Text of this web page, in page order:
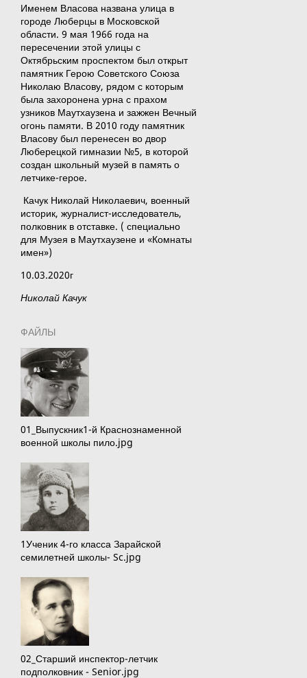
Именем Власова названа улица в
городе Люберцы в Московской
области. 9 мая 1966 года на
пересечении этой улицы с
Октябрьским проспектом был открыт
памятник Герою Советского Союза
Николаю Власову, рядом с которым
была захоронена урна с прахом
узников Маутхаузена и зажжен Вечный
огонь памяти. В 2010 году памятник
Власову был перенесен во двор
Люберецкой гимназии №5, в которой
создан школьный музей в память о
летчике-герое.
Качук Николай Николаевич, военный
историк, журналист-исследователь,
полковник в отставке. ( специально
для Музея в Маутхаузене и «Комнаты
имен»)
10.03.2020г
Николай Качук
ФАЙЛЫ
01_Выпускник1-й Краснознаменной
военной школы пило.jpg
1Ученик 4-го класса Зарайской
семилетней школы- Sc.jpg
02_Старший инспектор-летчик
подполковник - Senior.jpg